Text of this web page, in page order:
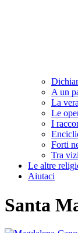
A un
La
Le
I
Forti
Tra
Le altre
Aiutaci
Santa